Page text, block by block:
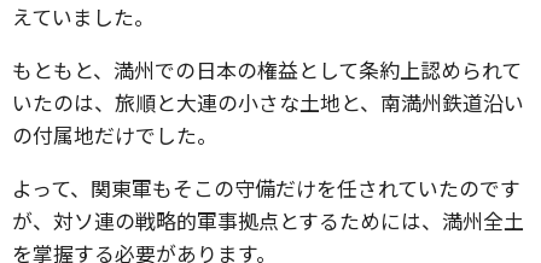
えていました。
もともと、満州での日本の権益として条約上認められて
いたのは、旅順と大連の小さな土地と、南満州鉄道沿い
の付属地だけでした。
よって、関東軍もそこの守備だけを任されていたのです
が、対ソ連の戦略的軍事拠点とするためには、満州全土
を掌握する必要があります。